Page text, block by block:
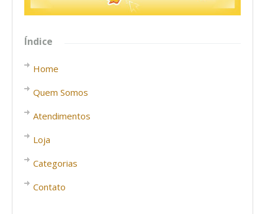
Índice
Home
Quem Somos
Atendimentos
Loja
Categorias
Contato